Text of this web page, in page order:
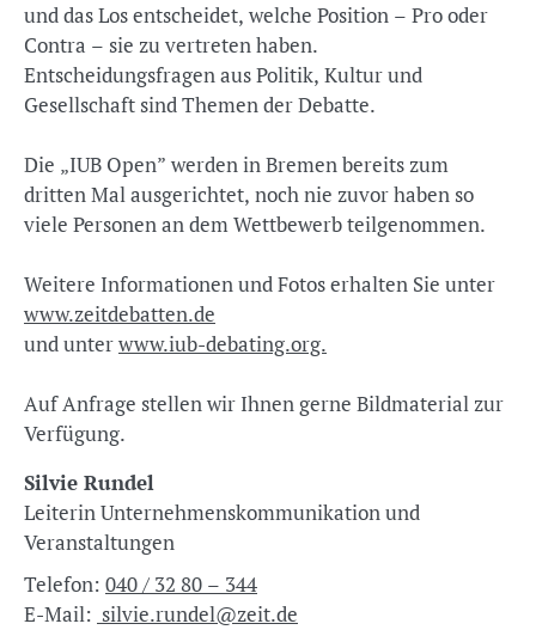
und das Los entscheidet, welche Position – Pro oder
Contra – sie zu vertreten haben.
Entscheidungsfragen aus Politik, Kultur und
Gesellschaft sind Themen der Debatte.
Die „IUB Open” werden in Bremen bereits zum
dritten Mal ausgerichtet, noch nie zuvor haben so
viele Personen an dem Wettbewerb teilgenommen.
Weitere Informationen und Fotos erhalten Sie unter
www.zeitdebatten.de
und unterwww.iub-debating.org.
Auf Anfrage stellen wir Ihnen gerne Bildmaterial zur
Verfügung.
Silvie Rundel
Leiterin Unternehmenskommunikation und
Veranstaltungen
Telefon: 040 / 32 80 – 344
E-Mail: silvie.rundel@zeit.de